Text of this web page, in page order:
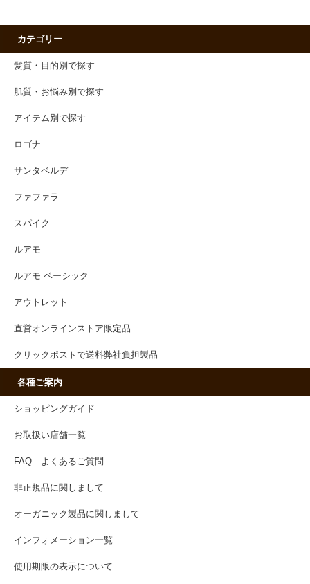
カテゴリー
髪質・目的別で探す
肌質・お悩み別で探す
アイテム別で探す
ロゴナ
サンタベルデ
ファファラ
スパイク
ルアモ
ルアモ ベーシック
アウトレット
直営オンラインストア限定品
クリックポストで送料弊社負担製品
各種ご案内
ショッピングガイド
お取扱い店舗一覧
FAQ よくあるご質問
非正規品に関しまして
オーガニック製品に関しまして
インフォメーション一覧
使用期限の表示について